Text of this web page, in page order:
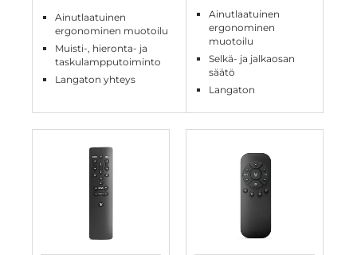
Ainutlaatuinen
ergonominen muotoilu
Muisti-, hieronta- ja
taskulampputoiminto
Langaton yhteys
Ainutlaatuinen
ergonominen
muotoilu
Selkä- ja jalkaosan
säätö
Langaton